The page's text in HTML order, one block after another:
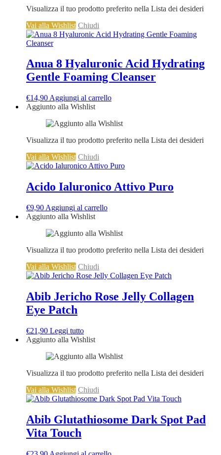
Visualizza il tuo prodotto preferito nella Lista dei desideri
Vai alla Wishlist Chiudi
Anua 8 Hyaluronic Acid Hydrating
Gentle Foaming Cleanser
€14,90 Aggiungi al carrello
Aggiunto alla Wishlist
Visualizza il tuo prodotto preferito nella Lista dei desideri
Vai alla Wishlist Chiudi
Acido Ialuronico Attivo Puro
€9,90 Aggiungi al carrello
Aggiunto alla Wishlist
Visualizza il tuo prodotto preferito nella Lista dei desideri
Vai alla Wishlist Chiudi
Abib Jericho Rose Jelly Collagen
Eye Patch
€21,90 Leggi tutto
Aggiunto alla Wishlist
Visualizza il tuo prodotto preferito nella Lista dei desideri
Vai alla Wishlist Chiudi
Abib Glutathiosome Dark Spot Pad
Vita Touch